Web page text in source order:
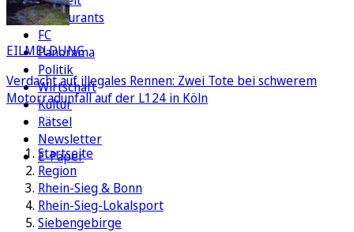
Restaurants
FC
Panorama
Politik
Wirtschaft
Kultur
Rätsel
Newsletter
E-Paper
EILMELDUNG
Verdacht auf illegales Rennen: Zwei Tote bei schwerem
Motorradunfall auf der L124 in Köln
Startseite
Region
Rhein-Sieg & Bonn
Rhein-Sieg-Lokalsport
Siebengebirge